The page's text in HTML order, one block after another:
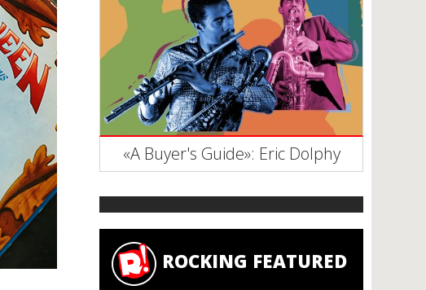
«A Buyer's Guide»: Eric Dolphy
ROCKING FEATURED